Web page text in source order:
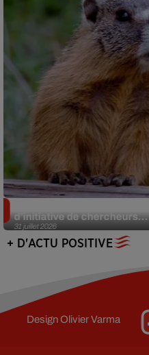
31 juillet 2026
d’initiative de chercheurs...
+ D'ACTU POSITIVE
DesignOlivier Varma